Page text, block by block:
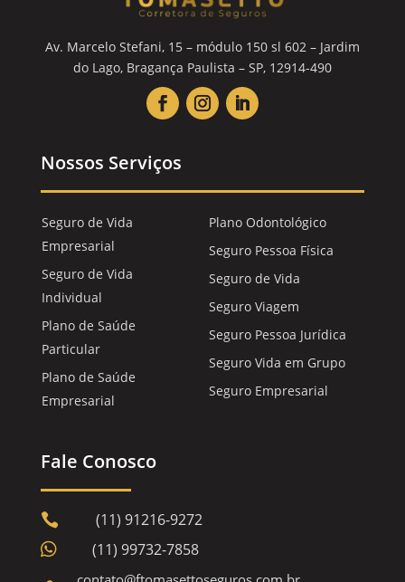
Av. Marcelo Stefani, 15 – módulo 150 sl 602 – Jardim
do Lago, Bragança Paulista – SP, 12914-490
Nossos Serviços
Seguro de Vida
Empresarial
Seguro de Vida
Individual
Plano de Saúde
Particular
Plano de Saúde
Empresarial
Plano Odontológico
Seguro Pessoa Física
Seguro de Vida
Seguro Viagem
Seguro Pessoa Jurídica
Seguro Vida em Grupo
Seguro Empresarial
Fale Conosco
 (11) 91216-9272
 (11) 99732-7858